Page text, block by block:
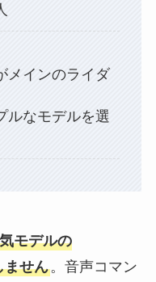
メインのライダ
ルなモデルを選
モデルの
ません。音声コマン